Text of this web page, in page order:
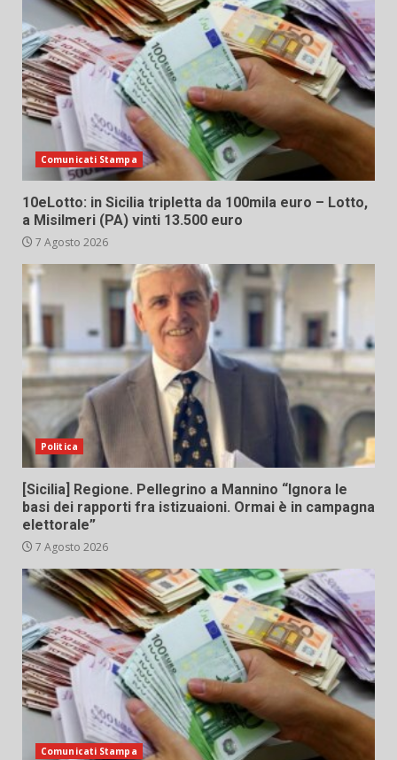
Comunicati Stampa
10eLotto: in Sicilia tripletta da 100mila euro – Lotto,
a Misilmeri (PA) vinti 13.500 euro
7 Agosto 2026
Politica
[Sicilia] Regione. Pellegrino a Mannino “Ignora le
basi dei rapporti fra istizuaioni. Ormai è in campagna
elettorale”
7 Agosto 2026
Comunicati Stampa